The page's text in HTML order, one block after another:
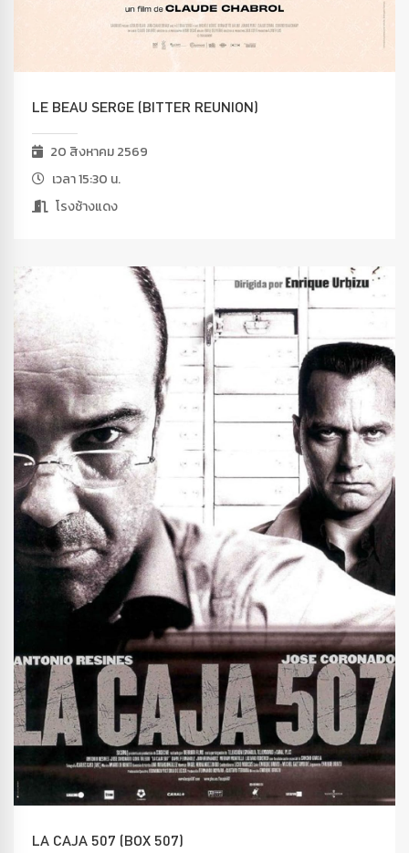
LE BEAU SERGE (BITTER REUNION)
20 สิงหาคม 2569
เวลา 15:30 น.
โรงช้างแดง
LA CAJA 507 (BOX 507)